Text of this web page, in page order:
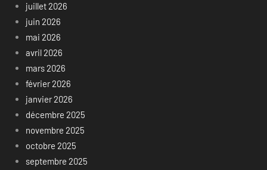
juillet 2026
juin 2026
mai 2026
avril 2026
mars 2026
février 2026
janvier 2026
décembre 2025
novembre 2025
octobre 2025
septembre 2025